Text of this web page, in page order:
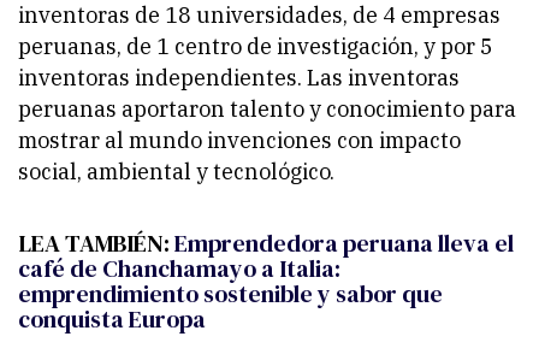
inventoras de 18 universidades, de 4 empresas
peruanas, de 1 centro de investigación, y por 5
inventoras independientes. Las inventoras
peruanas aportaron talento y conocimiento para
mostrar al mundo invenciones con impacto
social, ambiental y tecnológico.
LEA TAMBIÉN:Emprendedora peruana lleva el
café de Chanchamayo a Italia:
emprendimiento sostenible y sabor que
conquista Europa